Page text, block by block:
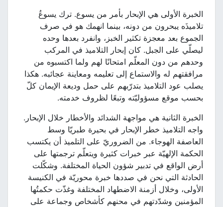
الخبرة الأولى هي الإبحار بأمر من يسوع. ترك يسوعُ
تلاميذَه يبحرون من دونه، بينما انهمك هو في صرف
الجموع بعد معجزة تكثير الخبز، وانفرد بعدها وحده
ليصلّي على الجبل. كان إبحار التلاميذ في المركب
وحدهم من دون المعلّم امتحانًا لهم ولما اكتسبوه من
مرافقتهم له والاستماع إلى تعليمه ومعاينة عجائبه. هكذا
يصلب عود التلاميذ بتدرّبهم على حمل وديعة الإيمان كلّ
بحسب موقع مسؤوليّته وتبعًا لظروف خدمته.
الخبرة الثانية هي مواجهة الشدائد والأخطار خلال الإبحار.
واجه التلاميذ خطر الإبحار في بحيرة طبريّا وسط
العاصفة الهوجاء. من الضروريّ على التلميذ أن يكتسب
الحكمة الإلهيّة عبر خبرات كثيرة ويتعلّم ترجمتها على
أرض الواقع في تدبير شؤون الحياة المختلفة. وشكّلت
الحادثة التي نحن في صددها خبرة محوريّة في الكنيسة
الأولى، وخلال أزمنة الاضطهاد المختلفة وغذّت حكمتُها
المؤمنين وشدّدتهم في محنهم كأشخاص وجماعة على